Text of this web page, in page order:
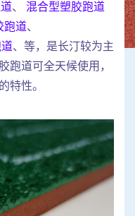
、 混合型塑胶跑道
跑道、
、等，是长汀较为主
跑道可全天候使用，
特性。